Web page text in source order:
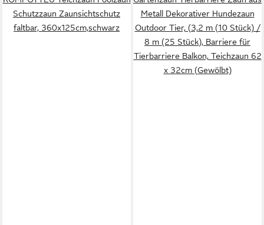
Schutzzaun Zaunsichtschutz
faltbar, 360x125cm,schwarz
Metall Dekorativer Hundezaun
Outdoor Tier, (3,2 m (10 Stück) /
8 m (25 Stück), Barriere für
Tierbarriere Balkon, Teichzaun 62
x 32cm (Gewölbt)